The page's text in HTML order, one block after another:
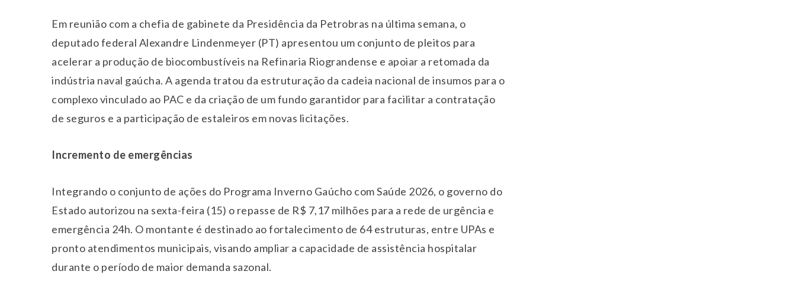
Em reunião com a chefia de gabinete da Presidência da Petrobras na última semana, o
deputado federal Alexandre Lindenmeyer (PT) apresentou um conjunto de pleitos para
acelerar a produção de biocombustíveis na Refinaria Riograndense e apoiar a retomada da
indústria naval gaúcha. A agenda tratou da estruturação da cadeia nacional de insumos para o
complexo vinculado ao PAC e da criação de um fundo garantidor para facilitar a contratação
de seguros e a participação de estaleiros em novas licitações.
Incremento de emergências
Integrando o conjunto de ações do Programa Inverno Gaúcho com Saúde 2026, o governo do
Estado autorizou na sexta-feira (15) o repasse de R$ 7,17 milhões para a rede de urgência e
emergência 24h. O montante é destinado ao fortalecimento de 64 estruturas, entre UPAs e
pronto atendimentos municipais, visando ampliar a capacidade de assistência hospitalar
durante o período de maior demanda sazonal.